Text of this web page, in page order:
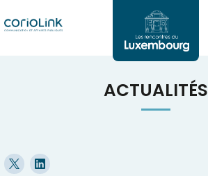
ACTUALITÉS